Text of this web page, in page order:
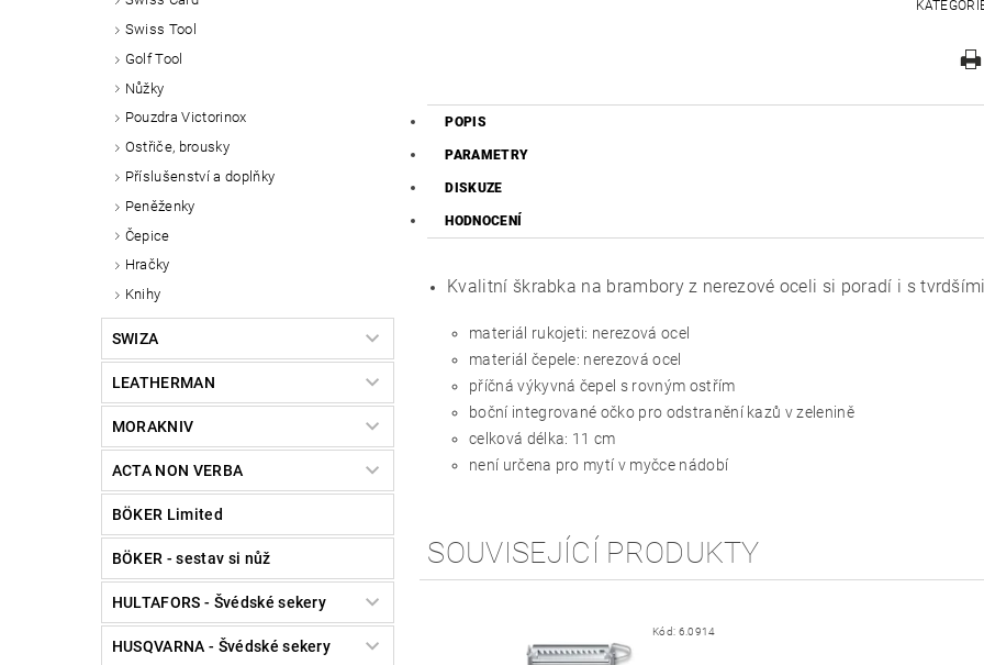
Swiss Tool
Golf Tool
Nůžky
Pouzdra Victorinox
Ostřiče, brousky
Příslušenství a doplňky
Peněženky
Čepice
Hračky
Knihy
SWIZA
LEATHERMAN
MORAKNIV
ACTA NON VERBA
BÖKER Limited
BÖKER - sestav si nůž
HULTAFORS - Švédské sekery
HUSQVARNA - Švédské sekery
POPIS
PARAMETRY
DISKUZE
HODNOCENÍ
Kvalitní škrabka na brambory z nerezové oceli si poradí i s
materiál rukojeti: nerezová ocel
materiál čepele: nerezová ocel
příčná výkyvná čepel s rovným ostřím
boční integrované očko pro odstranění kazů v zelenině
celková délka: 11 cm
není určena pro mytí v myčce nádobí
SOUVISEJÍCÍ PRODUKTY
Kód: 6.0914